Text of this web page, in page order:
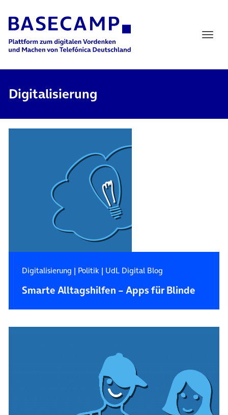
Main Navigation
Digitalisierung
Digitalisierung | Politik| UdL Digital Blog
Smarte Alltagshilfen – Apps für Blinde